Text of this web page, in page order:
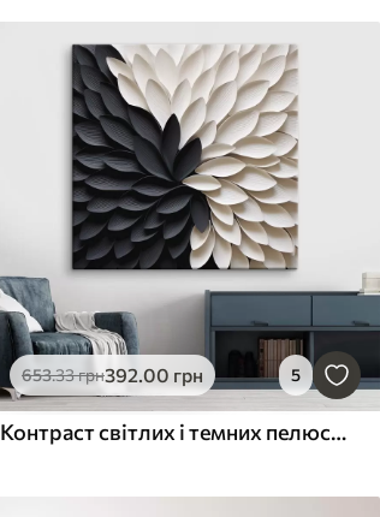
653.33грн392.00 грн 5
Контраст світлих і темних пелюсток у формі квітки